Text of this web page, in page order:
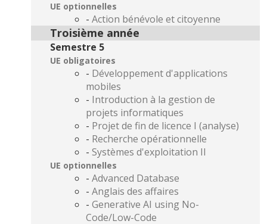
UE optionnelles
- Action bénévole et citoyenne
Troisième année
Semestre 5
UE obligatoires
- Développement d'applications
mobiles
- Introduction à la gestion de
projets informatiques
- Projet de fin de licence I (analyse)
- Recherche opérationnelle
- Systèmes d'exploitation II
UE optionnelles
- Advanced Database
- Anglais des affaires
- Generative AI using No-
Code/Low-Code